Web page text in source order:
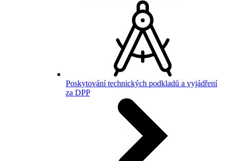
Poskytování technických podkladů a vyjádření
za DPP